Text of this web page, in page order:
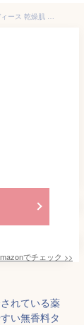
dot オールインワンジェル 化粧水 スキンケア メンズ レディース 乾燥肌 保湿 乳液 美容液 敏感肌 しみ しわ そばかす ニキビ 無香料 薬用 医薬部外品 100g
でチェック >>
れている薬
い無香料タ